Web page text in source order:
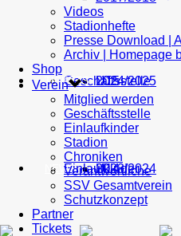
U15
U14
2024/2025
2023/2024
Geschäftsstelle
Einlaufkinder
TICKETS
NEWS
Videos
Stadionhefte
Presse Download |
Archiv | Homepage
Shop
Verein
Mitglied werden
Geschäftsstelle
Einlaufkinder
Stadion
Chroniken
Verantwortliche
SSV Gesamtverein
Schutzkonzept
Partner
Tickets